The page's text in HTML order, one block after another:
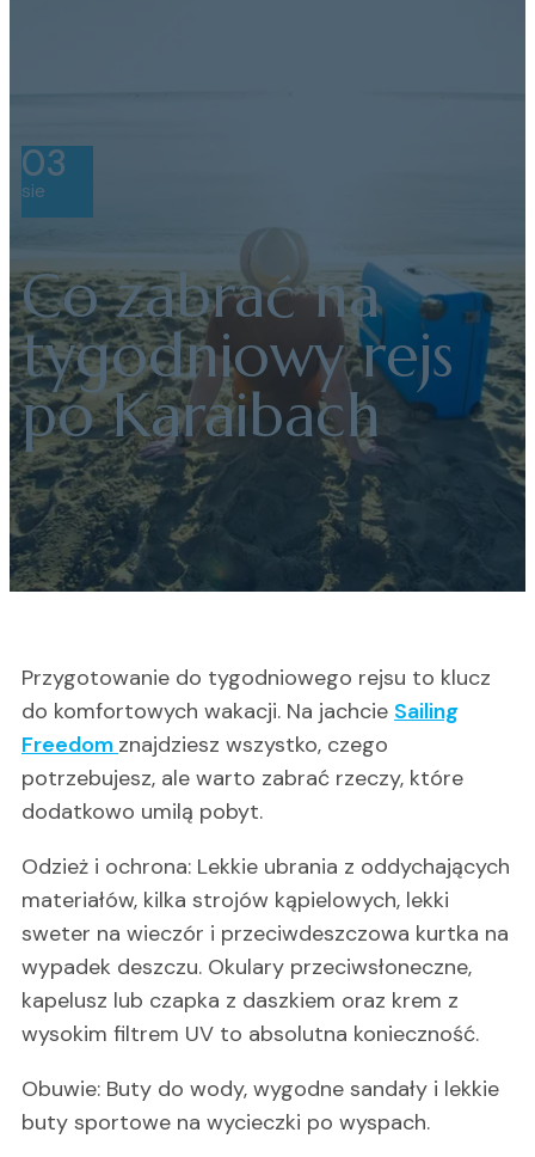
03
sie
Co zabrać na
tygodniowy rejs
po Karaibach
Przygotowanie do tygodniowego rejsu to klucz
do komfortowych wakacji. Na jachcie Sailing
Freedom znajdziesz wszystko, czego
potrzebujesz, ale warto zabrać rzeczy, które
dodatkowo umilą pobyt.
Odzież i ochrona: Lekkie ubrania z oddychających
materiałów, kilka strojów kąpielowych, lekki
sweter na wieczór i przeciwdeszczowa kurtka na
wypadek deszczu. Okulary przeciwsłoneczne,
kapelusz lub czapka z daszkiem oraz krem z
wysokim filtrem UV to absolutna konieczność.
Obuwie: Buty do wody, wygodne sandały i lekkie
buty sportowe na wycieczki po wyspach.